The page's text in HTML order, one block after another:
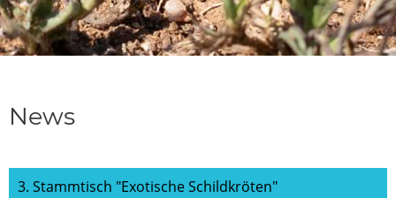
News
3. Stammtisch "Exotische Schildkröten"